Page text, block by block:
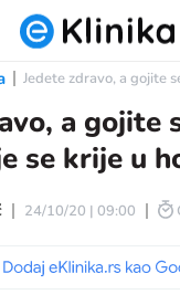
Jedete zdravo, a gojite
a gojite
se krije u
24/10/20 | 09:00